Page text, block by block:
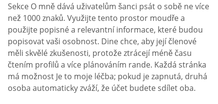
Sekce O mně dává uživatelům šanci psát o sobě ne více
než 1000 znaků. Využijte tento prostor moudře a
použijte popisné a relevantní informace, které budou
popisovat vaši osobnost. Dine chce, aby její členové
měli skvělé zkušenosti, protože ztrácejí méně času
čtením profilů a více plánováním rande. Každá stránka
má možnost Je to moje léčba; pokud je zapnutá, druhá
osoba automaticky zváží, že účet budete sdílet oba.